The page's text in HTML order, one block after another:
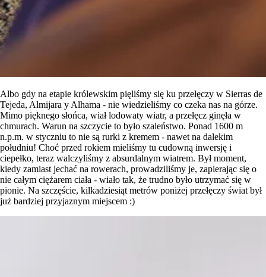
Albo gdy na etapie królewskim pięliśmy się ku przełęczy w Sierras de
Tejeda, Almijara y Alhama - nie wiedzieliśmy co czeka nas na górze.
Mimo pięknego słońca, wiał lodowaty wiatr, a przełęcz ginęła w
chmurach. Warun na szczycie to było szaleństwo. Ponad 1600 m
n.p.m. w styczniu to nie są rurki z kremem - nawet na dalekim
południu! Choć przed rokiem mieliśmy tu cudowną inwersję i
ciepełko, teraz walczyliśmy z absurdalnym wiatrem. Był moment,
kiedy zamiast jechać na rowerach, prowadziliśmy je, zapierając się o
nie całym ciężarem ciała - wiało tak, że trudno było utrzymać się w
pionie. Na szczęście, kilkadziesiąt metrów poniżej przełęczy świat był
już bardziej przyjaznym miejscem :)